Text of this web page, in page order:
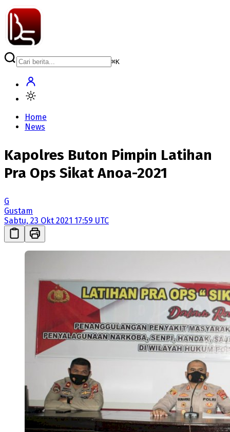
⌘K
Home
News
Kapolres Buton Pimpin Latihan
Pra Ops Sikat Anoa-2021
G
Gustam
Sabtu, 23 Okt 2021 17:59 UTC